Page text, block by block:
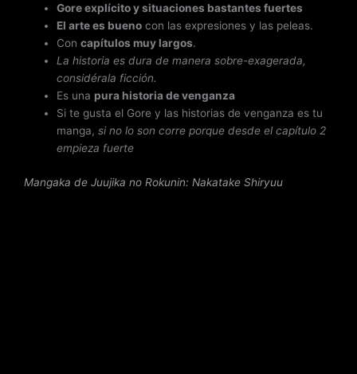
Gore explícito y situaciones bastantes fuertes
El arte es bueno con las expresiones y las peleas.
Concapítulos muy largos.
La historia es dura de manera sobre-exagerada,
considérala ficción.
Es unapura historia de venganza
Si te gusta el Gore y las historias de venganza es tu
manga,si no lo son corre porque desde el capítulo 2
empieza fuerte
Mangaka de Juujika no Rokunin: Nakatake Shiryuu